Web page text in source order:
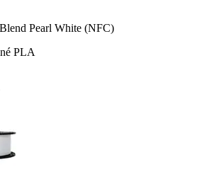
Pearl White (NFC)
PLA